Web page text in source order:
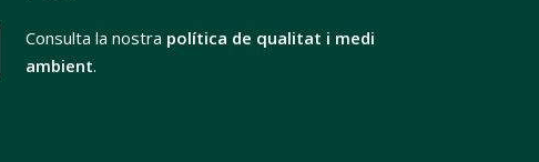
Consulta la nostra política de qualitat i medi
ambient.